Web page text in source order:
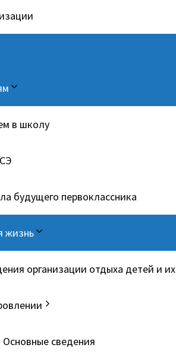
в школу
будущего первоклассника
жизнь
организации отдыха детей и их
Основные сведения